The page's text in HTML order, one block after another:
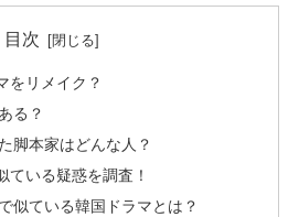
目次
をリメイク？
る？
脚本家はどんな人？
ている疑惑を調査！
似ている韓国ドラマとは？